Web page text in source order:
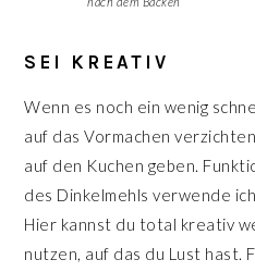
SEI KREATIV
Wenn es noch ein wenig
auf das Vormachen
auf den Kuchen geben.
des Dinkelmehls verwende
Hier kannst du total kreativ
nutzen, auf das du Lust hast.